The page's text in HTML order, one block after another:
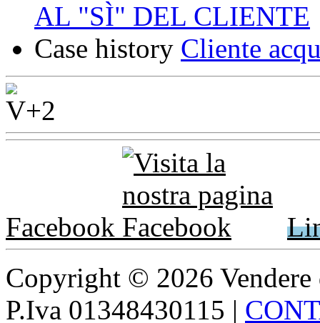
AL "SÌ" DEL CLIENTE
Case history Cliente
Facebook
Copyright © 2026
P.Iva 01348430115 |